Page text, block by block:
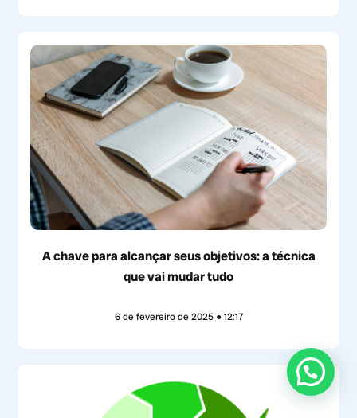
A chave para alcançar seus objetivos: a técnica
que vai mudar tudo
6 de fevereiro de 2025 12:17